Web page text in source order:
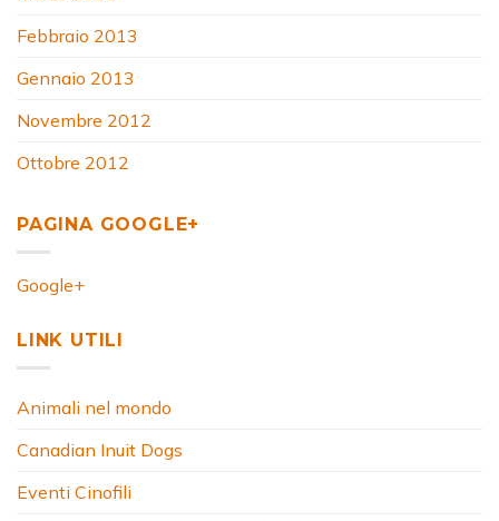
Febbraio 2013
Gennaio 2013
Novembre 2012
Ottobre 2012
PAGINA GOOGLE+
Google+
LINK UTILI
Animali nel mondo
Canadian Inuit Dogs
Eventi Cinofili